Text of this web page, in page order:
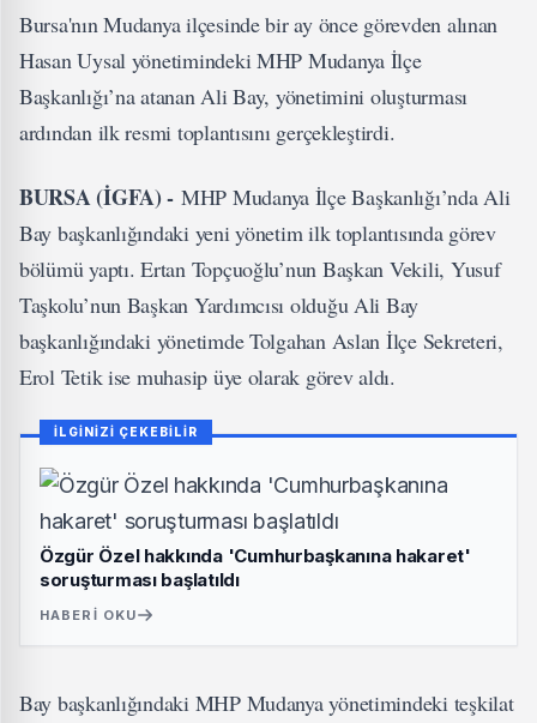
Bursa'nın Mudanya ilçesinde bir ay önce görevden alınan
Hasan Uysal yönetimindeki MHP Mudanya İlçe
Başkanlığı’na atanan Ali Bay, yönetimini oluşturması
ardından ilk resmi toplantısını gerçekleştirdi.
BURSA (İGFA) - MHP Mudanya İlçe Başkanlığı’nda Ali
Bay başkanlığındaki yeni yönetim ilk toplantısında görev
bölümü yaptı. Ertan Topçuoğlu’nun Başkan Vekili, Yusuf
Taşkolu’nun Başkan Yardımcısı olduğu Ali Bay
başkanlığındaki yönetimde Tolgahan Aslan İlçe Sekreteri,
Erol Tetik ise muhasip üye olarak görev aldı.
İLGİNİZİ ÇEKEBİLİR
Özgür Özel hakkında 'Cumhurbaşkanına hakaret'
soruşturması başlatıldı
HABERI OKU
Bay başkanlığındaki MHP Mudanya yönetimindeki teşkilat